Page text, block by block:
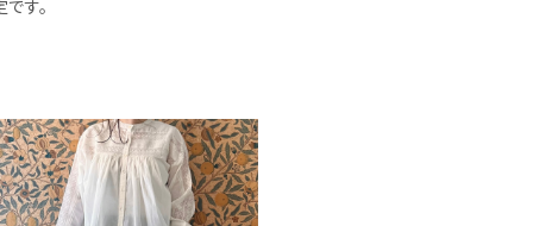
す。